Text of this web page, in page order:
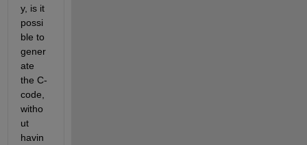
y, is it
possi
ble to
gener
ate
the C-
code,
witho
ut
havin